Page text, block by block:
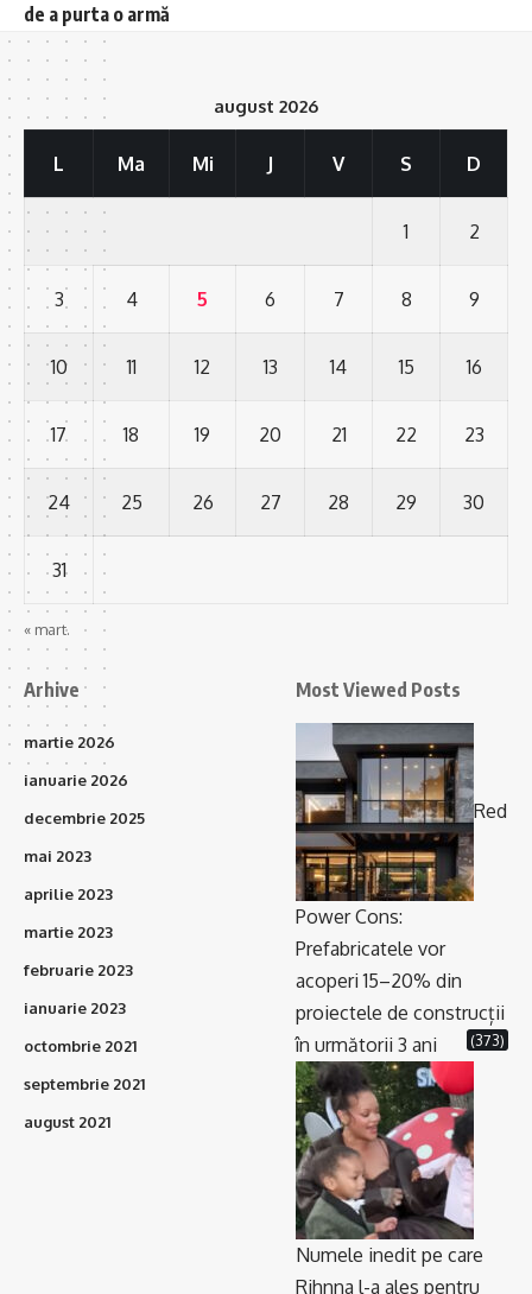
de a purta o armă
august 2026
L Ma Mi J V S D
1 2
3 4 5 6 7 8 9
10 11 12 13 14 15 16
17 18 19 20 21 22 23
24 25 26 27 28 29 30
31
« mart.
Arhive
martie 2026
ianuarie 2026
decembrie 2025
mai 2023
aprilie 2023
martie 2023
februarie 2023
ianuarie 2023
octombrie 2021
septembrie 2021
august 2021
Most Viewed Posts
Red
Power Cons:
Prefabricatele vor
acoperi 15–20% din
proiectele de construcții
în următorii 3 ani
(373)
Numele inedit pe care
Rihnna l-a ales pentru